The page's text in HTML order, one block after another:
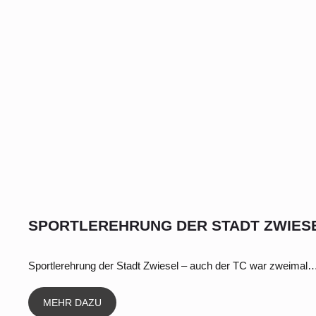
SPORTLEREHRUNG DER STADT
Sportlerehrung der Stadt Zwiesel – auch der TC war
MEHR DAZU